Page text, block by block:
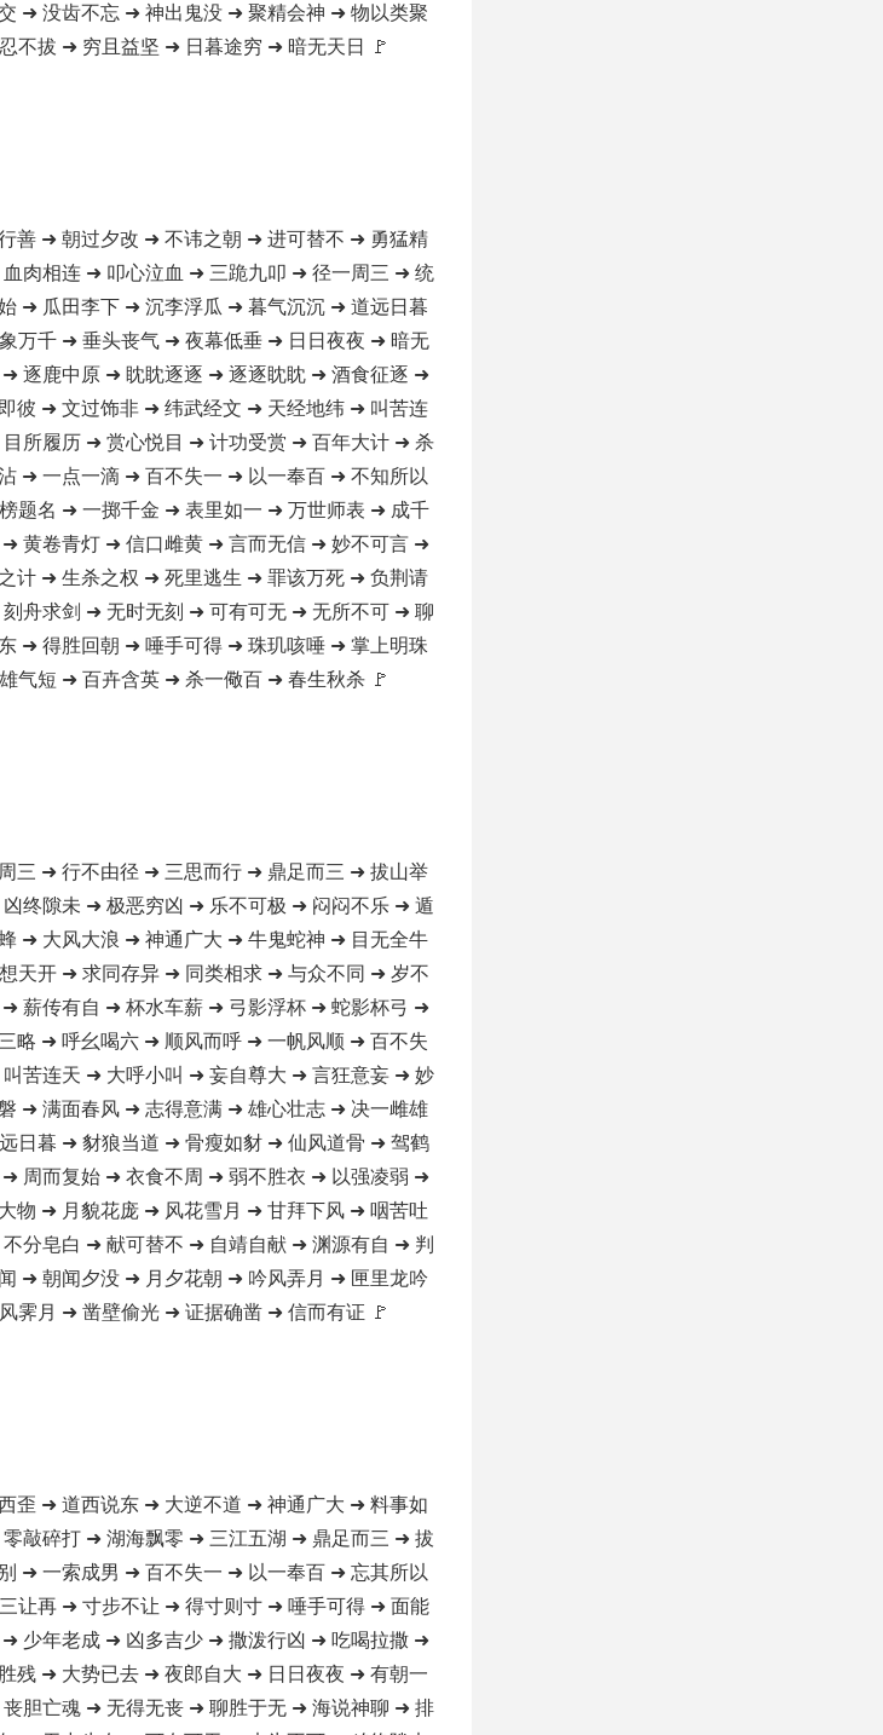
➜ 没齿不忘 ➜ 神出鬼没 ➜ 聚精会神 ➜ 物以类聚
不拔 ➜ 穷且益坚 ➜ 日暮途穷 ➜ 暗无天日 🚩
善 ➜ 朝过夕改 ➜ 不讳之朝 ➜ 进可替不 ➜ 勇猛精
肉相连 ➜ 叩心泣血 ➜ 三跪九叩 ➜ 径一周三 ➜ 统
➜ 瓜田李下 ➜ 沉李浮瓜 ➜ 暮气沉沉 ➜ 道远日暮
万千 ➜ 垂头丧气 ➜ 夜幕低垂 ➜ 日日夜夜 ➜ 暗无
逐鹿中原 ➜ 眈眈逐逐 ➜ 逐逐眈眈 ➜ 酒食征逐 ➜
彼 ➜ 文过饰非 ➜ 纬武经文 ➜ 天经地纬 ➜ 叫苦连
所履历 ➜ 赏心悦目 ➜ 计功受赏 ➜ 百年大计 ➜ 杀
➜ 一点一滴 ➜ 百不失一 ➜ 以一奉百 ➜ 不知所以
题名 ➜ 一掷千金 ➜ 表里如一 ➜ 万世师表 ➜ 成千
黄卷青灯 ➜ 信口雌黄 ➜ 言而无信 ➜ 妙不可言 ➜
计 ➜ 生杀之权 ➜ 死里逃生 ➜ 罪该万死 ➜ 负荆请
舟求剑 ➜ 无时无刻 ➜ 可有可无 ➜ 无所不可 ➜ 聊
➜ 得胜回朝 ➜ 唾手可得 ➜ 珠玑咳唾 ➜ 掌上明珠
气短 ➜ 百卉含英 ➜ 杀一儆百 ➜ 春生秋杀 🚩
三 ➜ 行不由径 ➜ 三思而行 ➜ 鼎足而三 ➜ 拔山举
终隙未 ➜ 极恶穷凶 ➜ 乐不可极 ➜ 闷闷不乐 ➜ 遁
➜ 大风大浪 ➜ 神通广大 ➜ 牛鬼蛇神 ➜ 目无全牛
天开 ➜ 求同存异 ➜ 同类相求 ➜ 与众不同 ➜ 岁不
薪传有自 ➜ 杯水车薪 ➜ 弓影浮杯 ➜ 蛇影杯弓 ➜
略 ➜ 呼幺喝六 ➜ 顺风而呼 ➜ 一帆风顺 ➜ 百不失
苦连天 ➜ 大呼小叫 ➜ 妄自尊大 ➜ 言狂意妄 ➜ 妙
➜ 满面春风 ➜ 志得意满 ➜ 雄心壮志 ➜ 决一雌雄
日暮 ➜ 豺狼当道 ➜ 骨瘦如豺 ➜ 仙风道骨 ➜ 驾鹤
周而复始 ➜ 衣食不周 ➜ 弱不胜衣 ➜ 以强凌弱 ➜
物 ➜ 月貌花庞 ➜ 风花雪月 ➜ 甘拜下风 ➜ 咽苦吐
分皂白 ➜ 献可替不 ➜ 自靖自献 ➜ 渊源有自 ➜ 判
➜ 朝闻夕没 ➜ 月夕花朝 ➜ 吟风弄月 ➜ 匣里龙吟
霁月 ➜ 凿壁偷光 ➜ 证据确凿 ➜ 信而有证 🚩
歪 ➜ 道西说东 ➜ 大逆不道 ➜ 神通广大 ➜ 料事如
敲碎打 ➜ 湖海飘零 ➜ 三江五湖 ➜ 鼎足而三 ➜ 拔
➜ 一索成男 ➜ 百不失一 ➜ 以一奉百 ➜ 忘其所以
让再 ➜ 寸步不让 ➜ 得寸则寸 ➜ 唾手可得 ➜ 面能
少年老成 ➜ 凶多吉少 ➜ 撒泼行凶 ➜ 吃喝拉撒 ➜
残 ➜ 大势已去 ➜ 夜郎自大 ➜ 日日夜夜 ➜ 有朝一
胆亡魂 ➜ 无得无丧 ➜ 聊胜于无 ➜ 海说神聊 ➜ 排